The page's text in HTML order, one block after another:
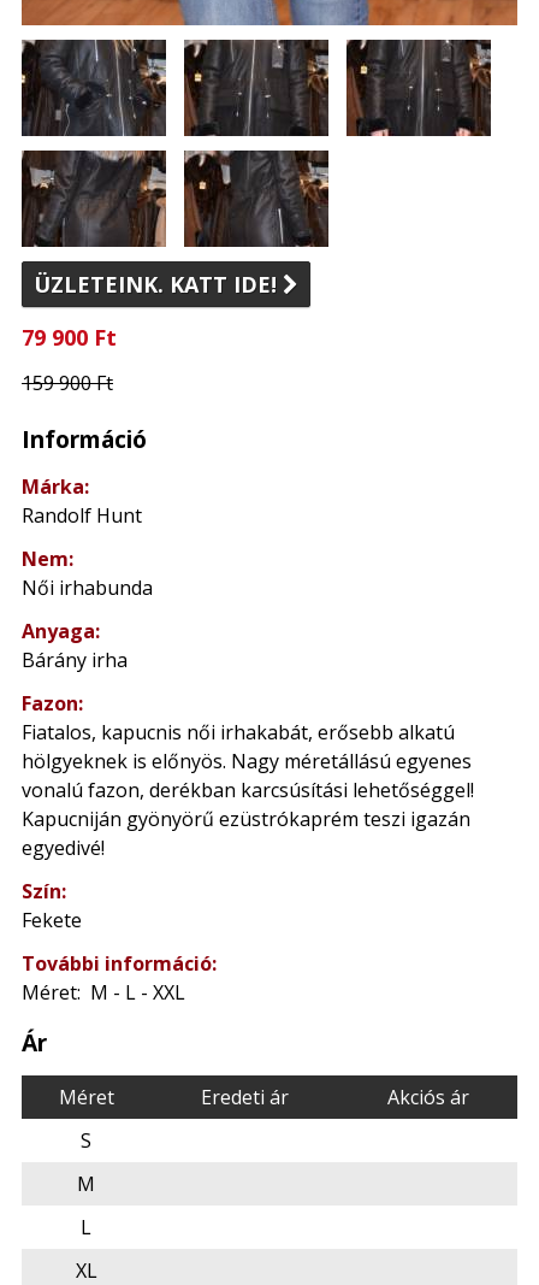
ÜZLETEINK. KATT IDE! 
79 900 Ft
159 900 Ft
Információ
Márka:
Randolf Hunt
Nem:
Női irhabunda
Anyaga:
Bárány irha
Fazon:
Fiatalos, kapucnis női irhakabát, erősebb alkatú
hölgyeknek is előnyös. Nagy méretállású egyenes
vonalú fazon, derékban karcsúsítási lehetőséggel!
Kapucniján gyönyörű ezüstrókaprém teszi igazán
egyedivé!
Szín:
Fekete
További információ:
Méret: M - L - XXL
Ár
Méret Eredeti ár
Akciós ár
S
M
L
XL